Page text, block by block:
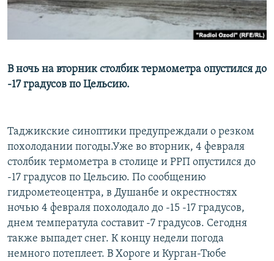
В ночь на вторник столбик термометра опустился до
-17 градусов по Цельсию.
Таджикские синоптики предупреждали о резком
похолодании погоды.Уже во вторник, 4 февраля
столбик термометра в столице и РРП опустился до
-17 градусов по Цельсию. По сообщению
гидрометеоцентра, в Душанбе и окрестностях
ночью 4 февраля похолодало до -15 -17 градусов,
днем температула составит -7 градусов. Сегодня
также выпадет снег. К концу недели погода
немного потеплеет. В Хороге и Курган-Тюбе